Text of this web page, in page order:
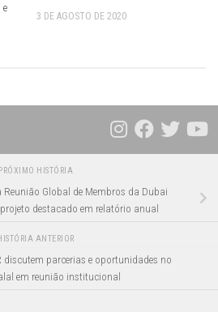
e
3 DE AGOSTO DE 2020
PRÓXIMO HISTÓRIA
Reunião Global de Membros da Dubai
destacado em relatório anual
ANTERIOR
discutem parcerias e oportunidades no
em reunião institucional